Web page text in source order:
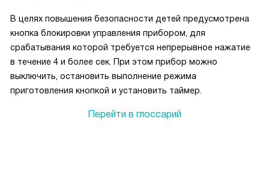
В целях повышения безопасности детей предусмотрена
кнопка блокировки управления прибором, для
срабатывания которой требуется непрерывное нажатие
в течение 4 и более сек. При этом прибор можно
выключить, остановить выполнение режима
приготовления кнопкой и установить таймер.
Перейти в глоссарий